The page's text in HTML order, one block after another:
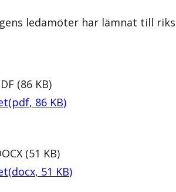
ledamöter har lämnat till
(86 KB)
(pdf, 86 KB)
(51 KB)
(docx, 51 KB)